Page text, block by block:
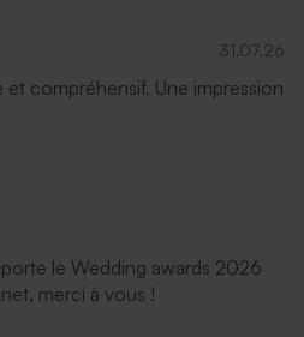
31.07.26
et compréhensif. Une impression
le Wedding awards 2026
merci à vous !